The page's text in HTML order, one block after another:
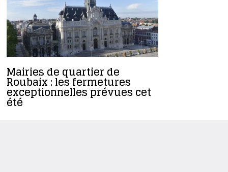
Mairies de quartier de
Roubaix : les fermetures
exceptionnelles prévues cet
été